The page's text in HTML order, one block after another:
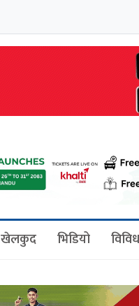
खेलकुद भिडियो विविध